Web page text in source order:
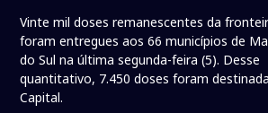
Vinte mil doses remanescentes da
foram entregues aos 66 municípios de
do Sul na última segunda-feira (5). Desse
quantitativo, 7.450 doses foram
Capital.